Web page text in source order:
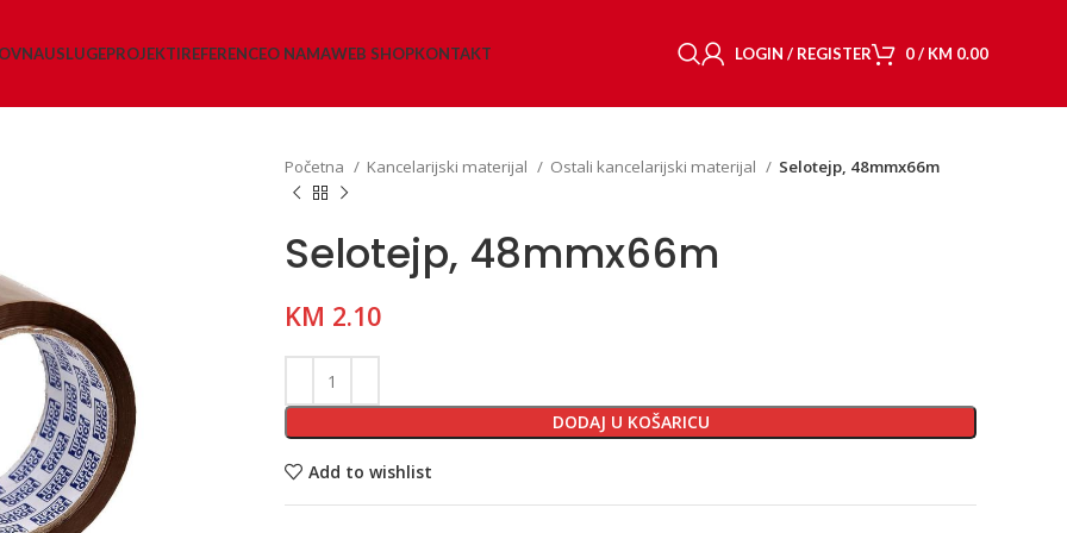
USLUGEPROJEKTIREFERENCEO NAMAWEB SHOPKONTAKT LOGIN / REGISTER 0/ KM 0.00
Početna Kancelarijski materijal Ostali kancelarijski materijal Selotejp, 48mmx66m
Selotejp, 48mmx66m
KM 2.10
DODAJ U KOŠARICU
Add to wishlist